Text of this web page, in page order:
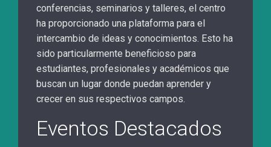
conferencias, seminarios y talleres, el centro
ha proporcionado una plataforma para el
intercambio de ideas y conocimientos. Esto ha
sido particularmente beneficioso para
estudiantes, profesionales y académicos que
buscan un lugar donde puedan aprender y
crecer en sus respectivos campos.
Eventos Destacados